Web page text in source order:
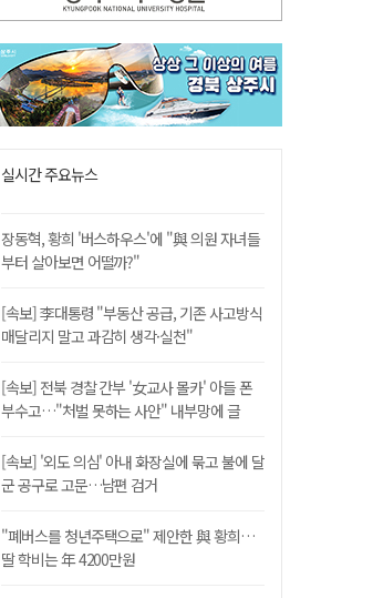
실시간 주요뉴스
장동혁, 황희 '버스하우스'에 "與 의원 자녀들
부터 살아보면 어떨까?"
[속보] 李대통령 "부동산 공급, 기존 사고방식
매달리지 말고 과감히 생각·실천"
[속보] 전북 경찰 간부 '女교사 몰카' 아들 폰
부수고…"처벌 못하는 사안" 내부망에 글
[속보] '외도 의심' 아내 화장실에 묶고 불에 달
군 공구로 고문…남편 검거
"폐버스를 청년주택으로" 제안한 與 황희…
딸 학비는 年 4200만원